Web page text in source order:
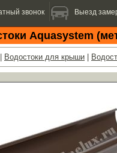
Aquasystem
Водостоки для крыши
звонок Выезд